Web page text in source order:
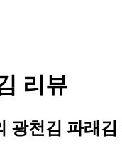
리뷰
광천김 파래